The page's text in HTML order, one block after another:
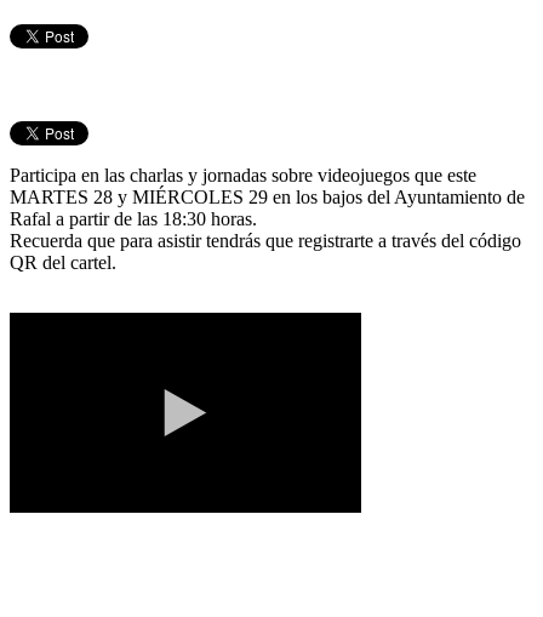
Participa en las charlas y jornadas sobre videojuegos que este
MARTES 28 y MIÉRCOLES 29 en los bajos del Ayuntamiento de
Rafal a partir de las 18:30 horas.
Recuerda que para asistir tendrás que registrarte a través del código
QR del cartel.